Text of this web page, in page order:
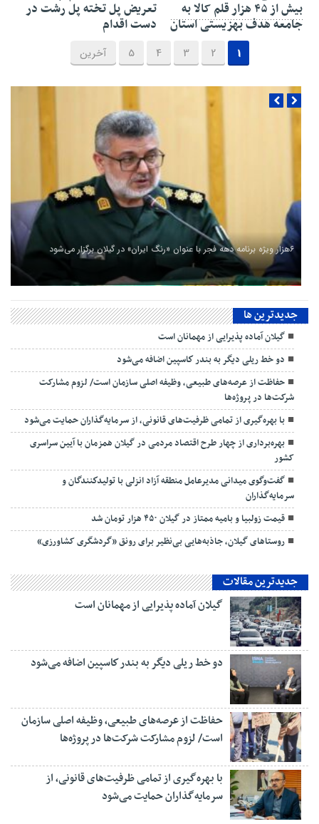
بیش از ۴۵ هزار قلم کالا به
جامعه هدف بهزیستی استان
تعریض پل تخته پل رشت در
دست اقدام
1
2
3
4
5 آخرین
۶هزار ویژه برنامه دهه فجر با عنوان «رنگ ایران» در گیلان برگزار می‌شود
جديدترين ها
گیلان آماده پذیرایی‌ از مهمانان است
دو خط ریلی دیگر به بندر كاسپین اضافه می‌شود
حفاظت از عرصه‌های طبیعی، وظیفه اصلی سازمان است/ لزوم مشارکت
شرکت‌ها در پروژه‌ها
با بهره‌گیری از تمامی ظرفیت‌های قانونی، از سرمایه‌گذاران حمایت می‌شود
بهره‌برداری از چهار طرح اقتصاد مردمی در گیلان همزمان با آیین سراسری
کشور
گفت‌وگوی میدانی مدیرعامل منطقه آزاد انزلی با تولیدكنندگان و
سرمایه‌گذاران
قیمت زولبیا و بامیه ممتاز در گیلان ۴۵۰ هزار تومان شد
روستاهای گیلان، جاذبه‌هایی بی‌نظیر برای رونق «گردشگری کشاورزی»
جدیدترین مقالات
گیلان آماده پذیرایی‌ از مهمانان است
دو خط ریلی دیگر به بندر كاسپین اضافه می‌شود
حفاظت از عرصه‌های طبیعی، وظیفه اصلی سازمان
است/ لزوم مشارکت شرکت‌ها در پروژه‌ها
با بهره‌گیری از تمامی ظرفیت‌های قانونی، از
سرمایه‌گذاران حمایت می‌شود